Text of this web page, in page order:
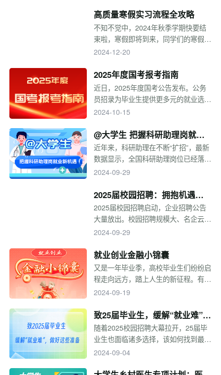
学生清晰掌握各重要时间节点与准备技
巧，2025年升学就业月历请收好！
高质量寒假实习流程全攻略
不知不觉中，2024年秋季学期快要结
束啦，寒假即将到来，同学们的寒假生
活如何安排呢？不如，准备寒假实习
请门槛低，在实习期表现优秀的同学，
还有机会获得留用机会。虽然寒假还没
开始，目前已有企业寒假实习项目陆续
前开始准备啦！
2024-12-20
2025年度国考报考指南
近日，2025年度国考公告发布。公务
员招录为毕业生提供更多元的就业选
择。缓解就业压力，近几年面向应届毕
度飙升。今年国考有哪些要点关注？国
考报考需要注意什么？一起来看看吧！
2024-10-15
@大学生 把握科研助理岗就业
新机遇
近年来，科研助理在不断“扩招”，最新
数据显示，全国科研助理岗位已经落实
8.2万人就业。很多高校毕业生出于继
身份完成从象牙塔到职场的转变。科研
助理具体工作内容是怎样的？哪些毕业
生适合科研助理岗？一起来看！
2024-09-29
2025届校园招聘：拥抱机遇，
全新启程
2025届校园招聘启动，企业招聘公告
大量放出。校园招聘规模大、名企云
集、岗位类型众多，是应届生求职的最
吗？求职过程中有哪些需要注意的地方
呢？本专题总结了求职过程中的一些技
巧，助力毕业生求职。
2024-09-29
就业创业金融小锦囊
又是一年毕业季，高校毕业生们纷纷启
程走向远方，踏上人生的新征程。有的
人步入工作岗位，焕发青春的光芒；有
想……前路漫漫，中国银行愿各位毕业
生们：未来的人生之路，所行皆坦途，
所遇皆良善~
2024-09-19
致25届毕业生，缓解“就业难”，
做好这些准备
随着2025校园招聘大幕拉开，25届毕
业生也面临诸多选择，该如何找到最适
合自己的方向？不同选择又该如何准
适合自己的选项？升学深造？考公？考
2024-09-04